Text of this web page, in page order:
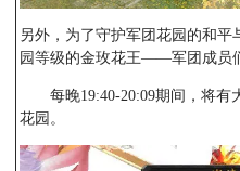
另外，为了守护军团花园的和
园等级的金玫花王——军团成员
每晚19:40-20:09期间，将
花园。